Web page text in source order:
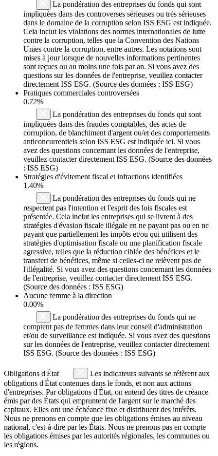
La pondération des entreprises du fonds qui sont
impliquées dans des controverses sérieuses ou très sérieuses
dans le domaine de la corruption selon ISS ESG est indiquée.
Cela inclut les violations des normes internationales de lutte
contre la corruption, telles que la Convention des Nations
Unies contre la corruption, entre autres. Les notations sont
mises à jour lorsque de nouvelles informations pertinentes
sont reçues ou au moins une fois par an. Si vous avez des
questions sur les données de l'entreprise, veuillez contacter
directement ISS ESG. (Source des données : ISS ESG)
Pratiques commerciales controversées
0.72%
La pondération des entreprises du fonds qui sont
impliquées dans des fraudes comptables, des actes de
corruption, de blanchiment d'argent ou/et des comportements
anticoncurrentiels selon ISS ESG est indiquée ici. Si vous
avez des questions concernant les données de l'entreprise,
veuillez contacter directement ISS ESG. (Source des données
: ISS ESG)
Stratégies d'évitement fiscal et infractions identifiées
1.40%
La pondération des entreprises du fonds qui ne
respectent pas l'intention et l'esprit des lois fiscales est
présentée. Cela inclut les entreprises qui se livrent à des
stratégies d'évasion fiscale illégale en ne payant pas ou en ne
payant que partiellement les impôts et/ou qui utilisent des
stratégies d'optimisation fiscale ou une planification fiscale
agressive, telles que la réduction ciblée des bénéfices et le
transfert de bénéfices, même si celles-ci ne relèvent pas de
l'illégalité. Si vous avez des questions concernant les données
de l'entreprise, veuillez contacter directement ISS ESG.
(Source des données : ISS ESG)
Aucune femme à la direction
0.00%
La pondération des entreprises du fonds qui ne
comptent pas de femmes dans leur conseil d'administration
et/ou de surveillance est indiquée. Si vous avez des questions
sur les données de l'entreprise, veuillez contacter directement
ISS ESG. (Source des données : ISS ESG)
Obligations d'État
Les indicateurs suivants se réfèrent aux
obligations d'État contenues dans le fonds, et non aux actions
d'entreprises. Par obligations d'État, on entend des titres de créance
émis par des États qui empruntent de l'argent sur le marché des
capitaux. Elles ont une échéance fixe et distribuent des intérêts.
Nous ne prenons en compte que les obligations émises au niveau
national, c'est-à-dire par les États. Nous ne prenons pas en compte
les obligations émises par les autorités régionales, les communes ou
les régions.